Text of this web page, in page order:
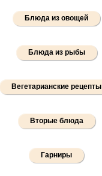
Блюда из овощей
Блюда из рыбы
Вегетарианские рецепты
Вторые блюда
Гарниры